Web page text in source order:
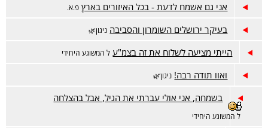
אני גם אשמח לדעת - בכל האיזורים בארץ פ.א.
בעיקר ירושלים השומרון והסביבה ניגון🌿
הייתי מציעה לשלוח את זה בצמ"ע ל המשוגע היחידי
ואוו תודה רבה! ניגון🌿
בשמחה, אני אולי עברתי את הגיל, אבל בהצלחה
ל המשוגע היחידי